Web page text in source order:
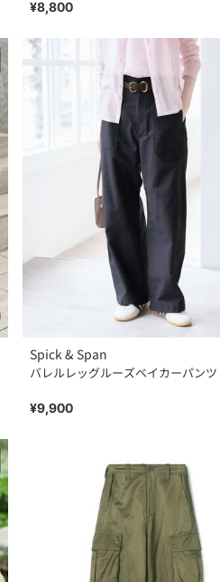
¥8,800
Spick & Span
バレルレッグルーズベイカーパンツ
¥9,900